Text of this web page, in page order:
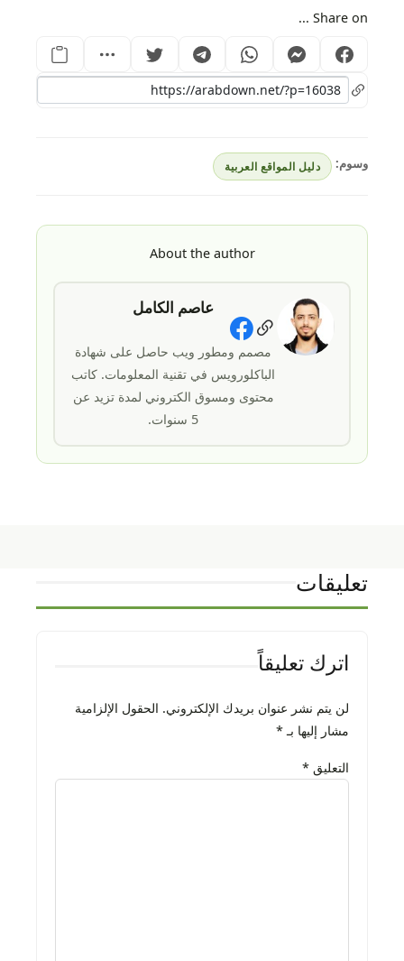
Share on ...
وسوم: دليل المواقع العربية
About the author
عاصم الكامل
Social Links
مصمم ومطور ويب حاصل على شهادة
الباكلورويس في تقنية المعلومات. كاتب
محتوى ومسوق الكتروني لمدة تزيد عن
5 سنوات.
تعليقات
اترك تعليقاً
لن يتم نشر عنوان بريدك الإلكتروني. الحقول الإلزامية
مشار إليها بـ*
التعليق *